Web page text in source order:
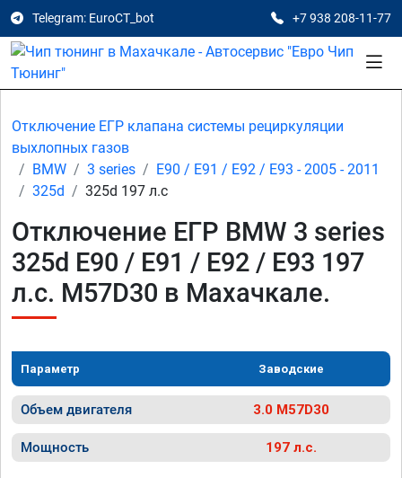
Telegram: EuroCT_bot +7 938 208-11-77
Отключение ЕГР клапана системы рециркуляции
выхлопных газов
BMW
3 series
E90 / E91 / E92 / E93 - 2005 - 2011
325d
325d 197 л.с
Отключение ЕГР BMW 3 series
325d E90 / E91 / E92 / E93 197
л.с. M57D30 в Махачкале.
Параметр Заводские
Объем двигателя 3.0 M57D30
Мощность 197 л.с.